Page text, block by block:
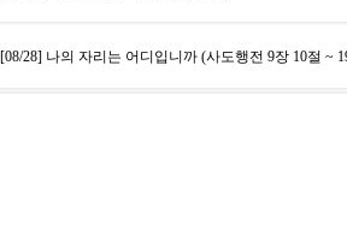
[08/28] 나의 자리는 어디입니까 (사도행전 9장 10절 ~